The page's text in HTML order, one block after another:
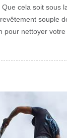
cela soit sous
souple
pour nettoyer votre